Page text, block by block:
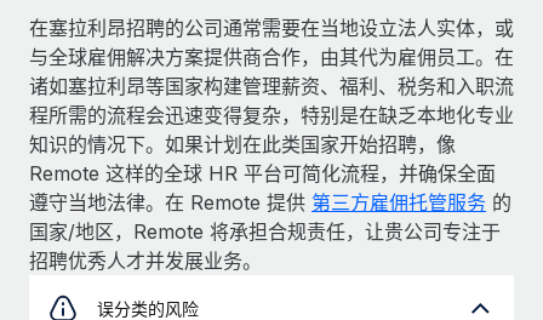
在塞拉利昂招聘的公司通常需要在当地设立法人实体，或
与全球雇佣解决方案提供商合作，由其代为雇佣员工。在
诸如塞拉利昂等国家构建管理薪资、福利、税务和入职流
程所需的流程会迅速变得复杂，特别是在缺乏本地化专业
知识的情况下。如果计划在此类国家开始招聘，像
Remote 这样的全球 HR 平台可简化流程，并确保全面
遵守当地法律。在 Remote 提供 第三方雇佣托管服务 的
国家/地区，Remote 将承担合规责任，让贵公司专注于
招聘优秀人才并发展业务。
误分类的风险